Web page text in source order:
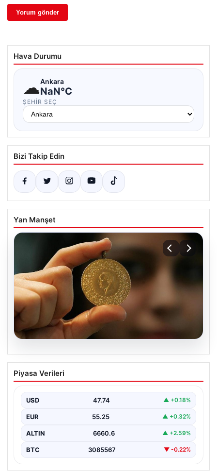
Hava Durumu
☁Ankara
NaN°C
ŞEHIR SEÇ
Bizi Takip Edin
Yan Manşet
Altın fiyatları canlı grafik 22 Mayıs: Altın
fiyatları ne oldu, düştü mü, çıktı mı?
fiyatları
Piyasa Verileri
USD 47.74 ▲ +0.18%
EUR 55.25 ▲ +0.32%
ALTIN 6660.6 ▲ +2.59%
BTC 3085567 ▼ -0.22%